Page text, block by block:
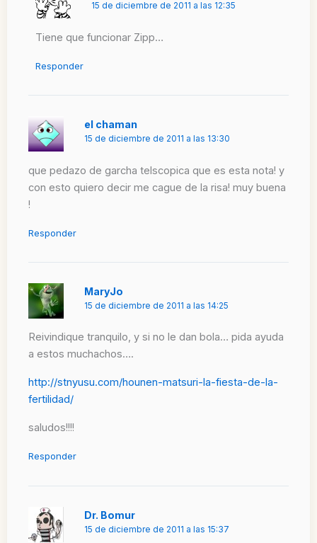
15 de diciembre de 2011 a las 12:35
Tiene que funcionar Zipp…
Responder
el chaman
15 de diciembre de 2011 a las 13:30
que pedazo de garcha telscopica que es esta nota! y
con esto quiero decir me cague de la risa! muy buena
!
Responder
MaryJo
15 de diciembre de 2011 a las 14:25
Reivindique tranquilo, y si no le dan bola… pida ayuda
a estos muchachos….
http://stnyusu.com/hounen-matsuri-la-fiesta-de-la-
fertilidad/
saludos!!!!
Responder
Dr. Bomur
15 de diciembre de 2011 a las 15:37